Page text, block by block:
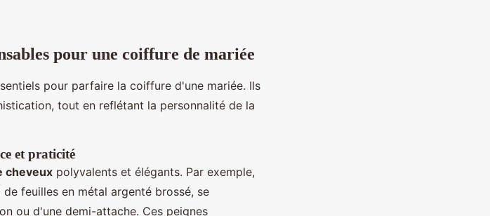
pour une coiffure de mariée
pour parfaire la coiffure d'une mariée. Ils
tout en reflétant la personnalité de la
et praticité
cheveux polyvalents et élégants. Par exemple,
feuilles en métal argenté brossé, se
ou d'une demi-attache. Ces peignes